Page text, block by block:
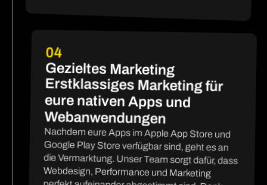
04
Gezieltes Marketing
Erstklassiges Marketing für
eure nativen Apps und
Webanwendungen
Nachdem eure Apps im Apple App Store und
Google Play Store verfügbar sind, geht es an
die Vermarktung. Unser Team sorgt dafür, dass
Webdesign, Performance und Marketing
perfekt aufeinander abgestimmt sind. Dank
unserer Expertise können wir euer Projekt in
Dortmund effektiv und zielgerichtet